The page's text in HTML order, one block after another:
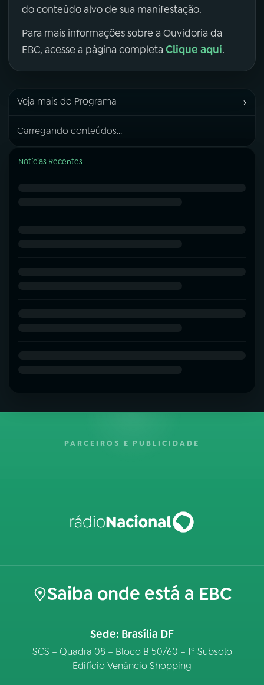
do conteúdo alvo de sua manifestação.
Para mais informações sobre a Ouvidoria da
EBC, acesse a página completa Clique aqui.
Veja mais do Programa ›
Carregando conteúdos...
Notícias Recentes
PARCEIROS E PUBLICIDADE
Saiba onde está a EBC
Sede: Brasília DF
SCS – Quadra 08 – Bloco B 50/60 – 1º Subsolo
Edifício Venâncio Shopping